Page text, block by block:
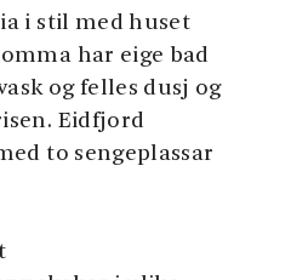
i stil med huset
har eige bad
og felles dusj og
Eidfjord
to sengeplassar